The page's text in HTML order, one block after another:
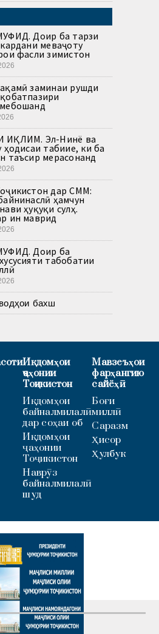
Доир ба тарзи
меваҷоту
фасли зимистон
заминаи рушди
ИҚЛИМ. Эл-Нинё ва
табиие, ки ба
таъсир мерасонанд
дар СММ:
ҳамчун
ҳуқуқи сулҳ.
ин маврид
Доир ба
табобатии
бахш
Иқдомҳои
ҷаҳонии
Тоҷикистон
Иқдомҳои
байналмилалӣ
дар соҳаи об
Иқдомҳои
ҷаҳонии
Тоҷикистон
Наврӯз
байналмилалӣ
шуд
Мавзеъҳои
фарҳангию
сайёҳӣ
Боғи
миллӣ
Саразм
Ҳисор
Ҳулбук